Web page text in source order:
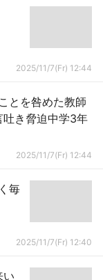
2025/11/7(Fr) 12:44
とを咎めた教師
吐き脅迫中学3年
2025/11/7(Fr) 12:44
毎
2025/11/7(Fr) 12:40
い